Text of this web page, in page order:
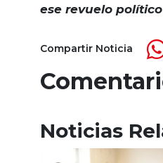
ese revuelo
Compartir Noticia
Noticias